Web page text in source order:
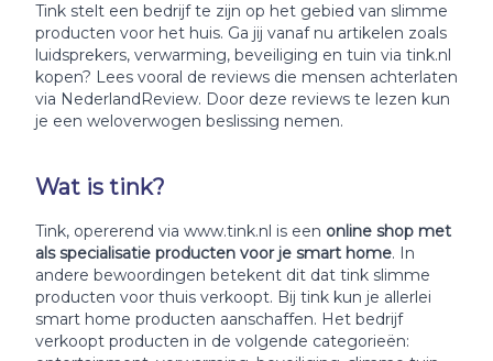
Tink stelt een bedrijf te zijn op het gebied van slimme
producten voor het huis. Ga jij vanaf nu artikelen zoals
luidsprekers, verwarming, beveiliging en tuin via tink.nl
kopen? Lees vooral de reviews die mensen achterlaten
via NederlandReview. Door deze reviews te lezen kun
je een weloverwogen beslissing nemen.
Wat is tink?
Tink, opererend via www.tink.nl is een online shop met
als specialisatie producten voor je smart home. In
andere bewoordingen betekent dit dat tink slimme
producten voor thuis verkoopt. Bij tink kun je allerlei
smart home producten aanschaffen. Het bedrijf
verkoopt producten in de volgende categorieën: